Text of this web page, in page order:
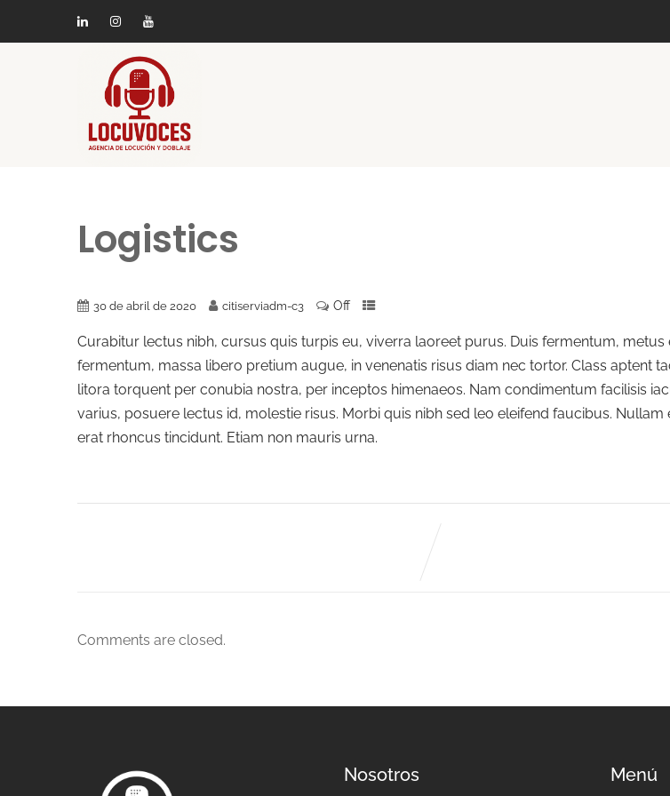
Logistics
30 de abril de 2020 citiserviadm-c3 Off
Curabitur lectus nibh, cursus quis turpis eu, viverra laoreet purus. Duis fermentum, metus
fermentum, massa libero pretium augue, in venenatis risus diam nec tortor. Class aptent
litora torquent per conubia nostra, per inceptos himenaeos. Nam condimentum facilisis
varius, posuere lectus id, molestie risus. Morbi quis nibh sed leo eleifend faucibus. Nullam
erat rhoncus tincidunt. Etiam non mauris urna.
Comments are closed.
Nosotros Menú